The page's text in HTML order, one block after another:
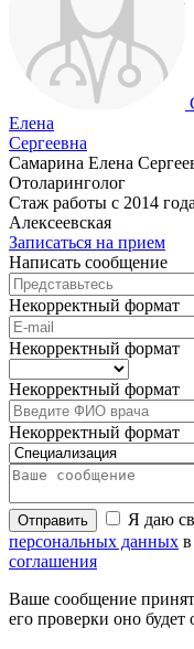
Елена
Сергеевна
Самарина Елена
Отоларинголог
Стаж работы с 2014 года
Алексеевская
Записаться на прием
Написать сообщение
Некорректный формат
Некорректный формат
Некорректный формат
Некорректный формат
Отправить Я даю
персональных данных
соглашения
Ваше сообщение
его проверки оно будет